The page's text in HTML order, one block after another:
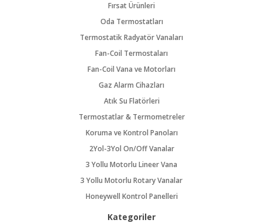
Fırsat Ürünleri
Oda Termostatları
Termostatik Radyatör Vanaları
Fan-Coil Termostaları
Fan-Coil Vana ve Motorları
Gaz Alarm Cihazları
Atık Su Flatörleri
Termostatlar & Termometreler
Koruma ve Kontrol Panoları
2Yol-3Yol On/Off Vanalar
3 Yollu Motorlu Lineer Vana
3 Yollu Motorlu Rotary Vanalar
Honeywell Kontrol Panelleri
Kategoriler